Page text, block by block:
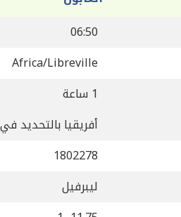
06:50
Africa/Libreville
1 ساعة
أفريقيا بالتحديد
1802278
ليبرفيل